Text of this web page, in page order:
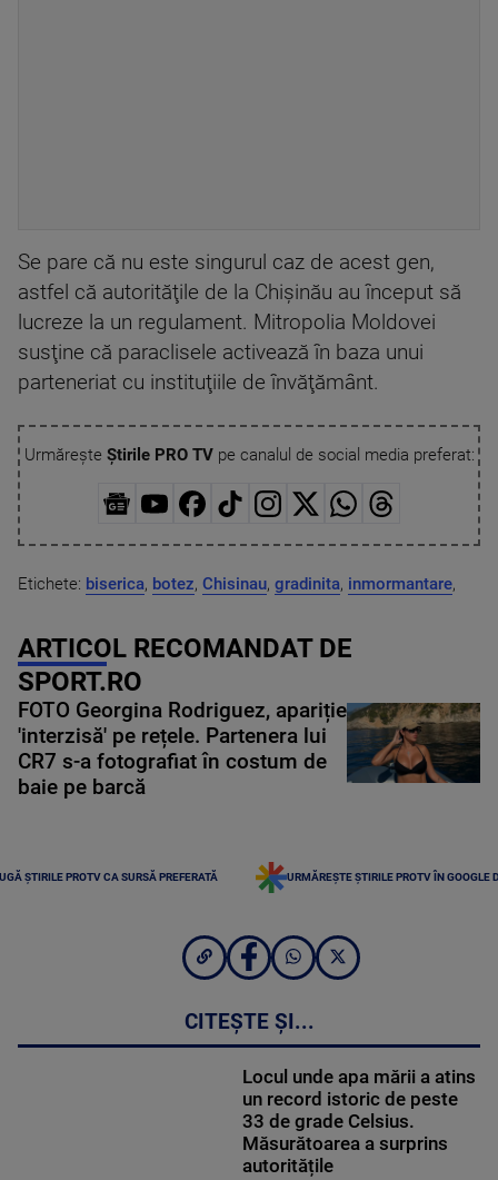
Se pare că nu este singurul caz de acest gen,
astfel că autorităţile de la Chişinău au început să
lucreze la un regulament. Mitropolia Moldovei
susţine că paraclisele activează în baza unui
parteneriat cu instituţiile de învăţământ.
Urmărește Știrile PRO TVpe canalul de social media preferat:
Etichete: biserica, botez, Chisinau, gradinita, inmormantare,
ARTICOL RECOMANDAT DE
SPORT.RO
FOTO Georgina Rodriguez, apariție
'interzisă' pe rețele. Partenera lui
CR7 s-a fotografiat în costum de
baie pe barcă
ȘTIRILE PROTV CA SURSĂ PREFERATĂ URMĂREȘTE ȘTIRILE PROTV ÎN GOOGLE
CITEȘTE ȘI...
Locul unde apa mării a atins
un record istoric de peste
33 de grade Celsius.
Măsurătoarea a surprins
autoritățile